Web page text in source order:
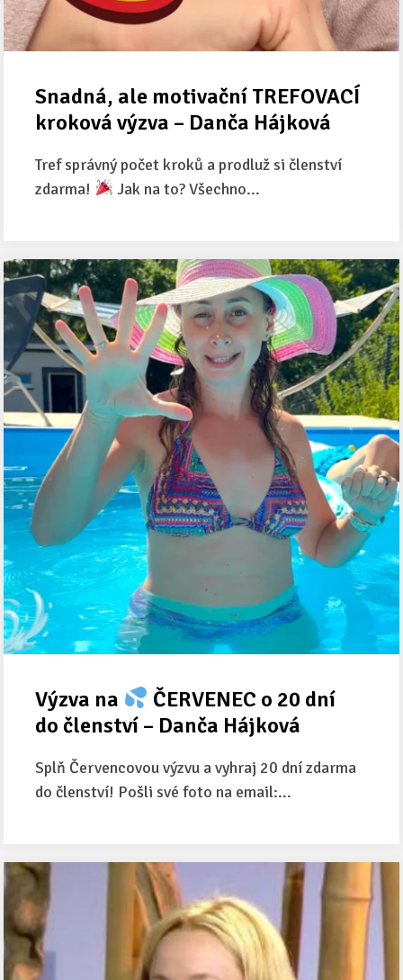
Snadná, ale motivační TREFOVACÍ
kroková výzva – Danča Hájková
Tref správný počet kroků a prodluž si členství
zdarma!
Jak na to? Všechno...
Výzva na
ČERVENEC o 20 dní
do členství – Danča Hájková
Splň Červencovou výzvu a vyhraj 20 dní zdarma
do členství! Pošli své foto na email:...